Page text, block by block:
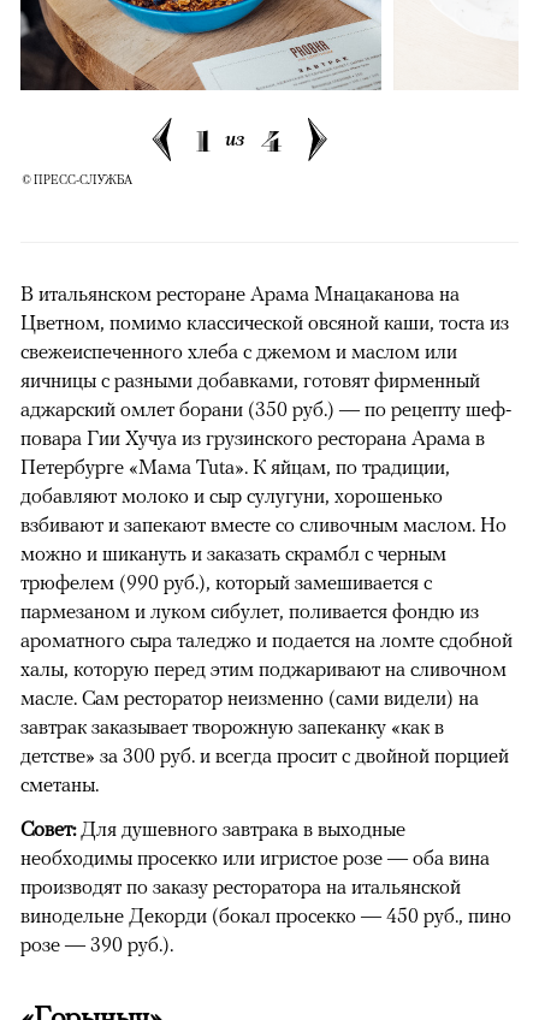
1 из 4
© ПРЕСС-СЛУЖБА
В итальянском ресторане Арама Мнацаканова на
Цветном, помимо классической овсяной каши, тоста из
свежеиспеченного хлеба с джемом и маслом или
яичницы с разными добавками, готовят фирменный
аджарский омлет борани (350 руб.) — по рецепту шеф-
повара Гии Хучуа из грузинского ресторана Арама в
Петербурге «Мама Tuta». К яйцам, по традиции,
добавляют молоко и сыр сулугуни, хорошенько
взбивают и запекают вместе со сливочным маслом. Но
можно и шикануть и заказать скрамбл с черным
трюфелем (990 руб.), который замешивается с
пармезаном и луком сибулет, поливается фондю из
ароматного сыра таледжо и подается на ломте сдобной
халы, которую перед этим поджаривают на сливочном
масле. Сам ресторатор неизменно (сами видели) на
завтрак заказывает творожную запеканку «как в
детстве» за 300 руб. и всегда просит с двойной порцией
сметаны.
Совет:Для душевного завтрака в выходные
необходимы просекко или игристое розе — оба вина
производят по заказу ресторатора на итальянской
винодельне Декорди (бокал просекко — 450 руб., пино
розе — 390 руб.).